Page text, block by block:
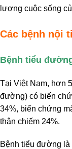
lượng cuộc sống
Các bệnh nội
Bệnh tiểu
Tại Việt Nam, hơn
đường) có biến
34%, biến chứng
thận chiếm 24%.
Bệnh tiểu đường